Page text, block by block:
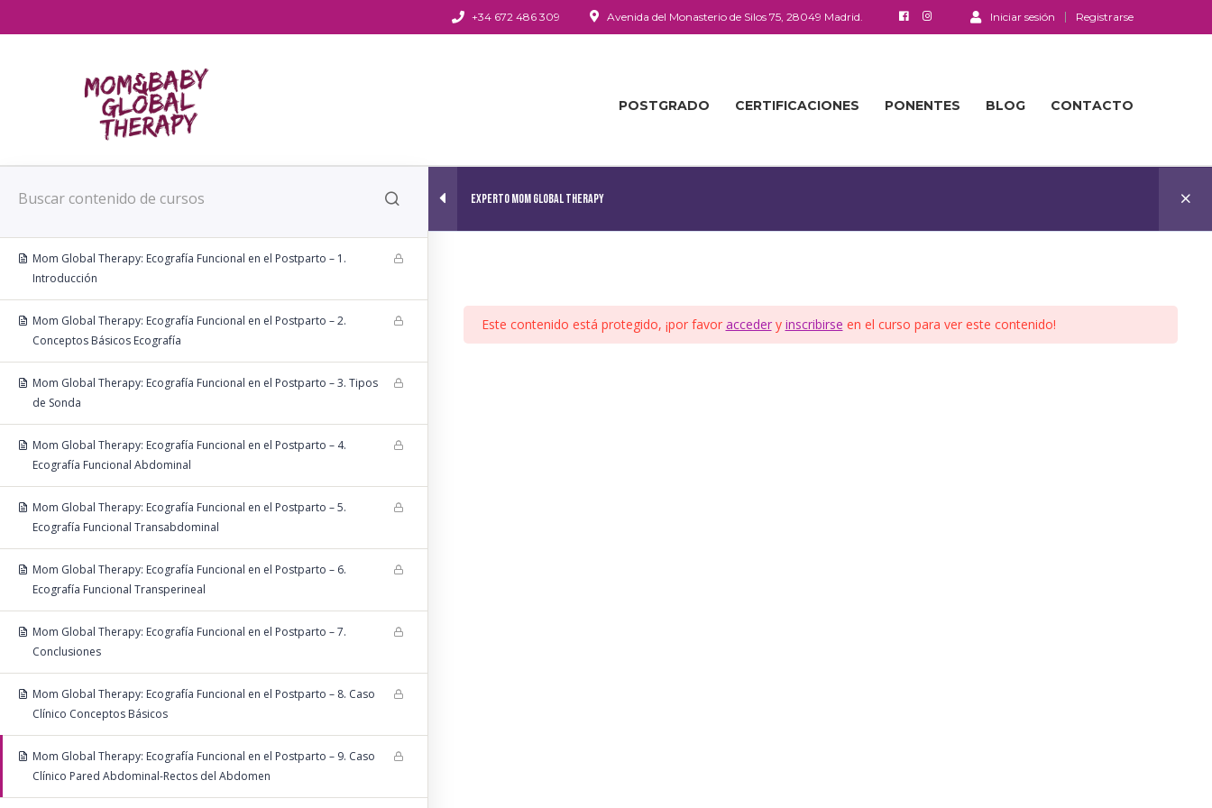
Iniciar sesión Registrarse
Avenida del Monasterio de Silos 75, 28049 Madrid.
+34 672 486 309
POSTGRADO CERTIFICACIONES PONENTES BLOG CONTACTO
Experto Mom Global Therapy
PARTO EN MOVIMIENTO
FISIOTERAPIA SUELO PÉLVICO EN EL POSTPARTO
ECOGRAFÍA FUNCIONAL EN EL POSTPARTO 11
Mom Global Therapy: Ecografía Funcional en el Postparto – 1.
Introducción
Mom Global Therapy: Ecografía Funcional en el Postparto – 2.
Conceptos Básicos Ecografía
Mom Global Therapy: Ecografía Funcional en el Postparto – 3. Tipos
de Sonda
Mom Global Therapy: Ecografía Funcional en el Postparto – 4.
Ecografía Funcional Abdominal
Mom Global Therapy: Ecografía Funcional en el Postparto – 5.
Ecografía Funcional Transabdominal
Mom Global Therapy: Ecografía Funcional en el Postparto – 6.
Ecografía Funcional Transperineal
Mom Global Therapy: Ecografía Funcional en el Postparto – 7.
Conclusiones
Mom Global Therapy: Ecografía Funcional en el Postparto – 8. Caso
Clínico Conceptos Básicos
Mom Global Therapy: Ecografía Funcional en el Postparto – 9. Caso
Clínico Pared Abdominal-Rectos del Abdomen
Este contenido está protegido, ¡por favor accedery inscribirse en el curso para ver este contenido!